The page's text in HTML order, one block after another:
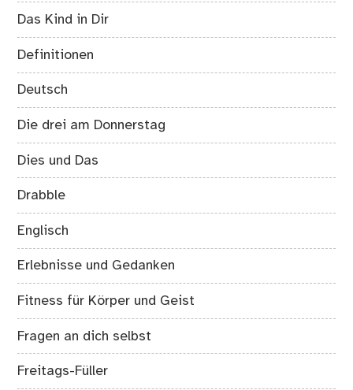
Das Kind in Dir
Definitionen
Deutsch
Die drei am Donnerstag
Dies und Das
Drabble
Englisch
Erlebnisse und Gedanken
Fitness für Körper und Geist
Fragen an dich selbst
Freitags-Füller